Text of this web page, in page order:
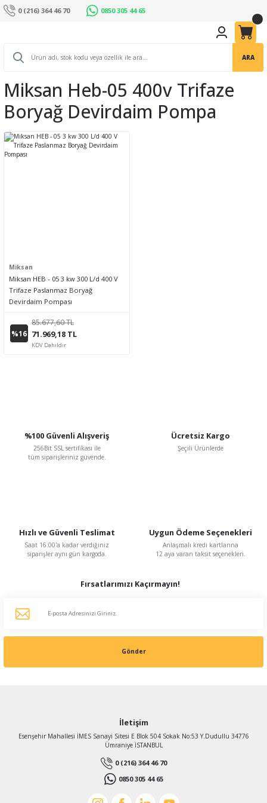
0 (216) 364 46 70 0850 305 44 65
ARA
Miksan Heb-05 400v Trifaze
Boryağ Devirdaim Pompa
Miksan
Miksan HEB - 05 3 kw 300 L/d 400 V
Trifaze Paslanmaz Boryağ
Devirdaim Pompası
%16
85.677,60 TL
71.969,18 TL
KDV Dahildir
%100 Güvenli Alışveriş
256Bit SSL sertifikası ile
tüm siparişleriniz güvende.
Ücretsiz Kargo
Şeçili Ürünlerde
Hızlı ve Güvenli Teslimat
Saat 16:00'a kadar verdiğiniz
siparişler aynı gün kargoda.
Uygun Ödeme Seçenekleri
Anlaşmalı kredi kartlarına
12 aya varan taksit seçenekleri.
Fırsatlarımızı Kaçırmayın!
Gönder
İletişim
Esenşehir Mahallesi İMES Sanayi Sitesi E Blok 504 Sokak No:53 Y.Dudullu 34776
Ümraniye İSTANBUL
0 (216) 364 46 70
0850 305 44 65